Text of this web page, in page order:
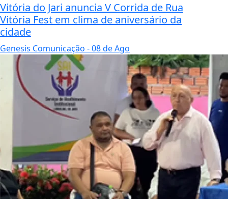
Vitória do Jari anuncia V Corrida de Rua
Vitória Fest em clima de aniversário da
cidade
Genesis Comunicação - 08 de Ago